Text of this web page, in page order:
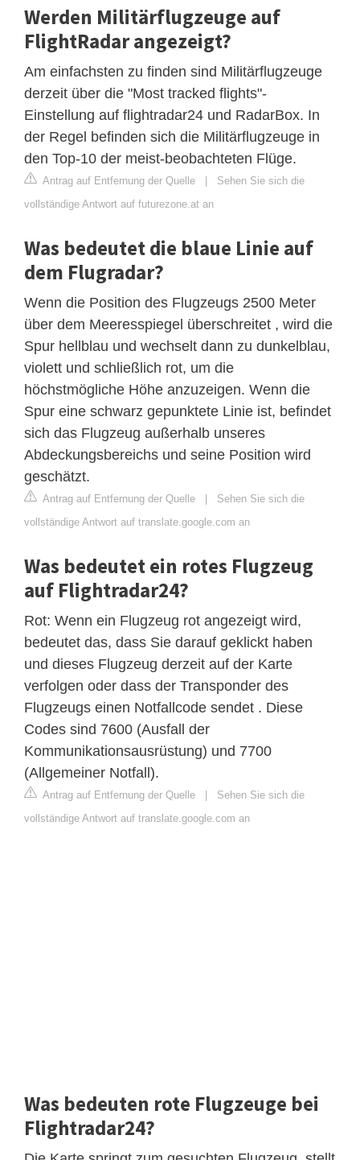
Werden Militärflugzeuge auf
FlightRadar angezeigt?
Am einfachsten zu finden sind Militärflugzeuge
derzeit über die "Most tracked flights"-
Einstellung auf flightradar24 und RadarBox. In
der Regel befinden sich die Militärflugzeuge in
den Top-10 der meist-beobachteten Flüge.
Antrag auf Entfernung der Quelle | Sehen Sie sich die
vollständige Antwort auf futurezone.at an
Was bedeutet die blaue Linie auf
dem Flugradar?
Wenn die Position des Flugzeugs 2500 Meter
über dem Meeresspiegel überschreitet , wird die
Spur hellblau und wechselt dann zu dunkelblau,
violett und schließlich rot, um die
höchstmögliche Höhe anzuzeigen. Wenn die
Spur eine schwarz gepunktete Linie ist, befindet
sich das Flugzeug außerhalb unseres
Abdeckungsbereichs und seine Position wird
geschätzt.
Antrag auf Entfernung der Quelle | Sehen Sie sich die
vollständige Antwort auf translate.google.com an
Was bedeutet ein rotes Flugzeug
auf Flightradar24?
Rot: Wenn ein Flugzeug rot angezeigt wird,
bedeutet das, dass Sie darauf geklickt haben
und dieses Flugzeug derzeit auf der Karte
verfolgen oder dass der Transponder des
Flugzeugs einen Notfallcode sendet . Diese
Codes sind 7600 (Ausfall der
Kommunikationsausrüstung) und 7700
(Allgemeiner Notfall).
Antrag auf Entfernung der Quelle | Sehen Sie sich die
vollständige Antwort auf translate.google.com an
Was bedeuten rote Flugzeuge bei
Flightradar24?